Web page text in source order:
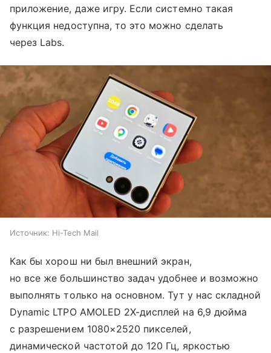
приложение, даже игру. Если системно такая
функция недоступна, то это можно сделать
через Labs.
Источник: Hi-Tech Mail
Как бы хорош ни был внешний экран,
но все же большинство задач удобнее и возможно
выполнять только на основном. Тут у нас складной
Dynamic LTPO AMOLED 2X-дисплей на 6,9 дюйма
с разрешением 1080×2520 пикселей,
динамической частотой до 120 Гц, яркостью